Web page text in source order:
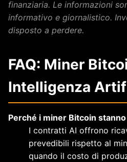
finanziaria. Le informazioni
informativo e giornalistico.
disposto a perdere.
FAQ: Miner
Intelligenza
Perché i miner Bitcoin stanno
I contratti AI offrono
prevedibili rispetto al
quando il costo di